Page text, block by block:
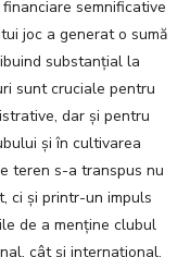
semnificative
joc a generat o sumă
substanțial la
sunt cruciale pentru
dar și pentru
și în cultivarea
teren s-a transpus nu
ci și printr-un impuls
de a menține clubul
cât și internațional.